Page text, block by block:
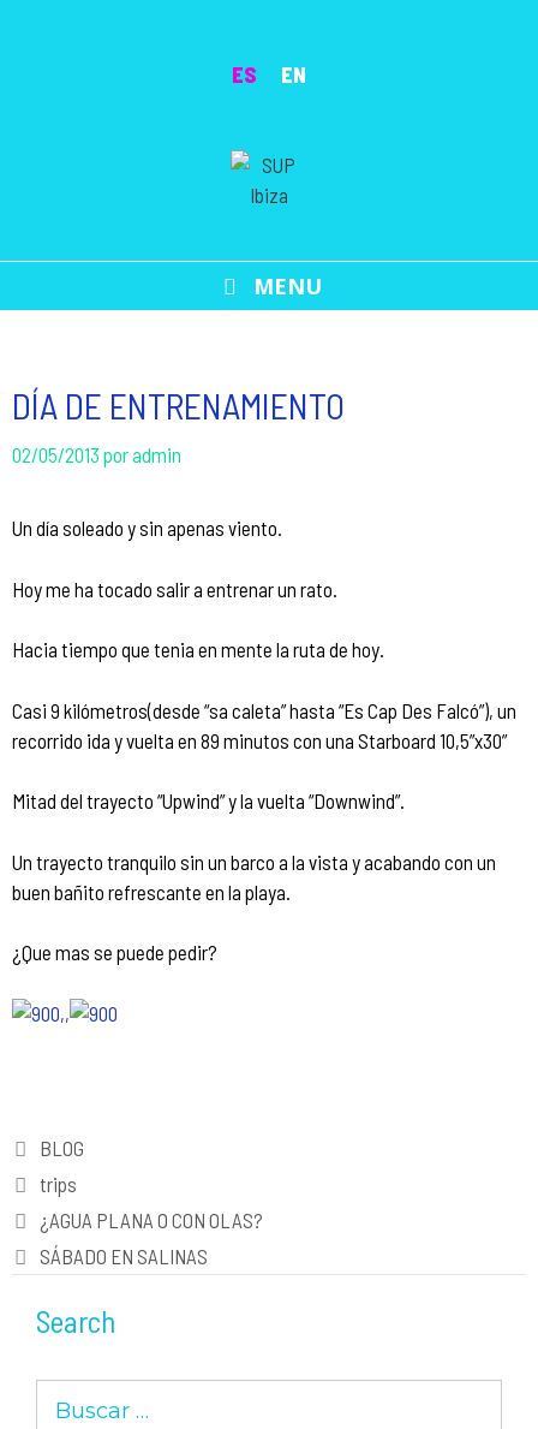
ES EN
MENU
DÍA DE ENTRENAMIENTO
02/05/2013 poradmin
Un día soleado y sin apenas viento.
Hoy me ha tocado salir a entrenar un rato.
Hacia tiempo que tenia en mente la ruta de hoy.
Casi 9 kilómetros(desde “sa caleta” hasta “Es Cap Des Falcó”), un
recorrido ida y vuelta en 89 minutos con una Starboard 10,5”x30”
Mitad del trayecto “Upwind” y la vuelta “Downwind”.
Un trayecto tranquilo sin un barco a la vista y acabando con un
buen bañito refrescante en la playa.
¿Que mas se puede pedir?
Categorías
BLOG
Etiquetas
trips
Navegación
de
entradas
¿AGUA PLANA O CON OLAS?
SÁBADO EN SALINAS
Search